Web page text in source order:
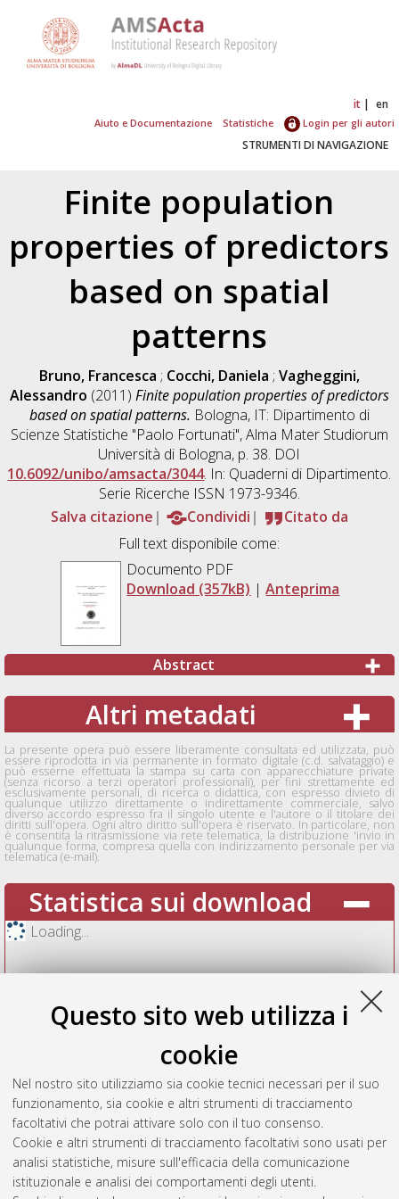
Questo sito web utilizza i
cookie
Nel nostro sito utilizziamo sia cookie tecnici necessari per il suo
funzionamento, sia cookie e altri strumenti di tracciamento
facoltativi che potrai attivare solo con il tuo consenso.
Cookie e altri strumenti di tracciamento facoltativi sono usati per
analisi statistiche, misure sull'efficacia della comunicazione
istituzionale e analisi dei comportamenti degli utenti.
it en
Aiuto e Documentazione Statistiche Login per gli autori
STRUMENTI DI NAVIGAZIONE
Finite population
properties of predictors
based on spatial
patterns
Bruno, Francesca ; Cocchi, Daniela ; Vagheggini,
Alessandro (2011) Finite population properties of predictors
based on spatial patterns. Bologna, IT: Dipartimento di
Scienze Statistiche "Paolo Fortunati", Alma Mater Studiorum
Università di Bologna, p. 38. DOI
10.6092/unibo/amsacta/3044. In: Quaderni di Dipartimento.
Serie Ricerche ISSN 1973-9346.
Salva citazione
Condividi
Citato da
Full text disponibile come:
Documento PDF
Download (357kB) |Anteprima
Abstract
Altri metadati
La presente opera può essere liberamente consultata ed utilizzata, può
essere riprodotta in via permanente in formato digitale (c.d. salvataggio) e
può esserne effettuata la stampa su carta con apparecchiature private
(senza ricorso a terzi operatori professionali), per fini strettamente ed
esclusivamente personali, di ricerca o didattica, con espresso divieto di
qualunque utilizzo direttamente o indirettamente commerciale, salvo
diverso accordo espresso fra il singolo utente e l'autore o il titolare dei
diritti sull'opera. Ogni altro diritto sull'opera è riservato. In particolare, non
è consentita la ritrasmissione via rete telematica, la distribuzione 'invio in
qualunque forma, compresa quella con indirizzamento personale per via
telematica (e-mail).
Statistica sui download
Loading...
Vedi altre statistiche
Gestione del documento: